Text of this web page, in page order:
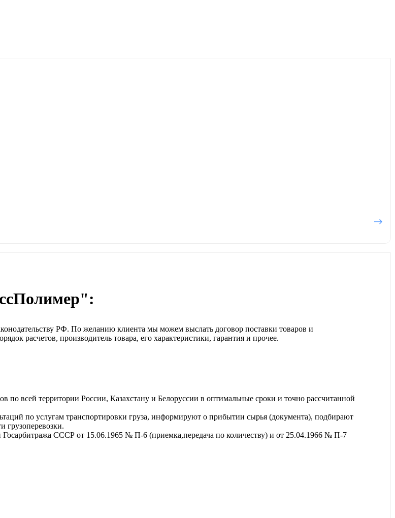
РФ. По желанию клиента мы можем выслать договор поставки товаров и
расчетов, производитель товара, его характеристики, гарантия и прочее.
по всей территории России, Казахстану и Белоруссии в оптимальные сроки и точно рассчитанной
по услугам транспортировки груза, информируют о прибытии сырья (документа), подбирают
грузоперевозки.
Госарбитража СССР от 15.06.1965 № П-6 (приемка,передача по количеству) и от 25.04.1966 № П-7